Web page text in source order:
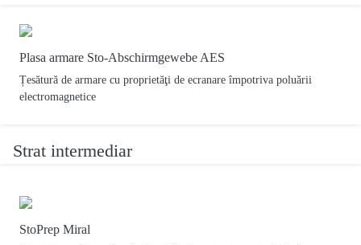
Plasa armare Sto-Abschirmgewebe AES
Țesătură de armare cu proprietăţi de ecranare împotriva poluării
electromagnetice
Strat intermediar
StoPrep Miral